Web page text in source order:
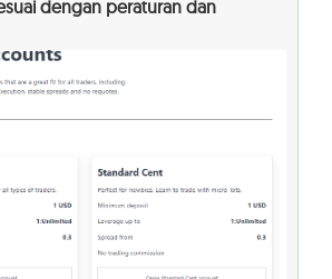
dengan peraturan dan